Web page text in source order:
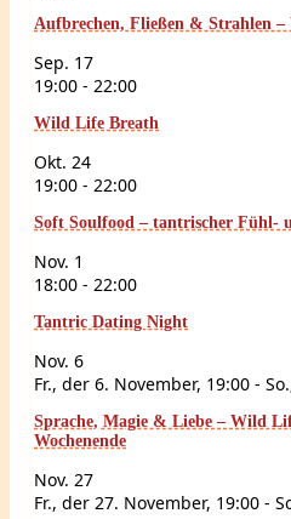
Aufbrechen, Fließen & Strahlen
Sep. 17
19:00 - 22:00
Wild Life Breath
Okt. 24
19:00 - 22:00
Soft Soulfood – tantrischer Fühl-
Nov. 1
18:00 - 22:00
Tantric Dating Night
Nov. 6
Fr., der 6. November, 19:00 -
Sprache, Magie & Liebe – Wild
Wochenende
Nov. 27
Fr., der 27. November, 19:00 -